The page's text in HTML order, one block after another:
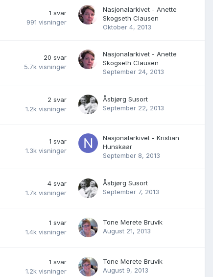
1 svar
991 visninger
Nasjonalarkivet - Anette
Skogseth Clausen
Oktober 4, 2013
20 svar
5.7k visninger
Nasjonalarkivet - Anette
Skogseth Clausen
September 24, 2013
2 svar
1.2k visninger
Åsbjørg Susort
September 22, 2013
1 svar
1.3k visninger
Nasjonalarkivet - Kristian
Hunskaar
September 8, 2013
4 svar
1.7k visninger
Åsbjørg Susort
September 7, 2013
1 svar
1.4k visninger
Tone Merete Bruvik
August 21, 2013
1 svar
1.2k visninger
Tone Merete Bruvik
August 9, 2013